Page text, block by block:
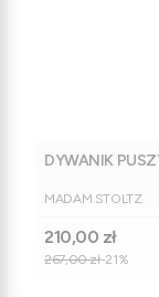
DYWANIK
PRODUCENT
MADAM STOLTZ
Cena
210,00 zł
267,00 zł-21%